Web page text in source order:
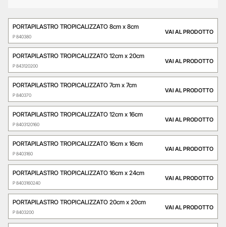
PORTAPILASTRO TROPICALIZZATO 8cm x 8cm
P 840380
VAI AL PRODOTTO
PORTAPILASTRO TROPICALIZZATO 12cm x 20cm
P 843120200
VAI AL PRODOTTO
PORTAPILASTRO TROPICALIZZATO 7cm x 7cm
P 840370
VAI AL PRODOTTO
PORTAPILASTRO TROPICALIZZATO 12cm x 16cm
P 8403120160
VAI AL PRODOTTO
PORTAPILASTRO TROPICALIZZATO 16cm x 16cm
P 8403160
VAI AL PRODOTTO
PORTAPILASTRO TROPICALIZZATO 16cm x 24cm
P 8403160240
VAI AL PRODOTTO
PORTAPILASTRO TROPICALIZZATO 20cm x 20cm
P 8403200
VAI AL PRODOTTO